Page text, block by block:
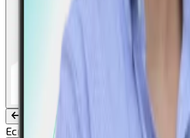
Ecrã Inicial